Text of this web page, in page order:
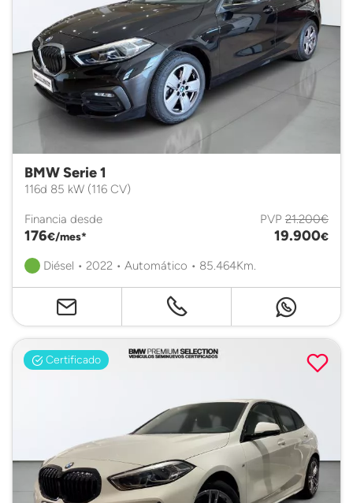
BMW Serie 1
116d 85 kW (116 CV)
Financia desde
176€/mes*
PVP 21.200€
19.900€
Diésel • 2022 • Automático • 85.464Km.
Certificado